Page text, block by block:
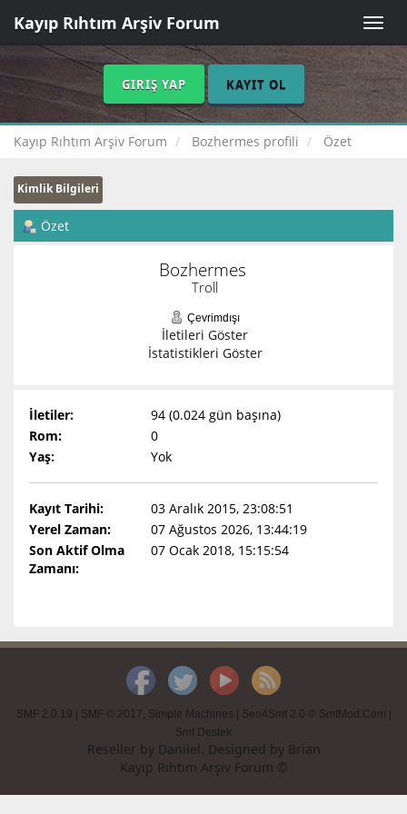
Toggle
Kayıp Rıhtım Arşiv Forum
GIRIŞ YAP KAYIT OL
Kayıp Rıhtım Arşiv Forum Bozhermes profili Özet
Kimlik Bilgileri
Özet
Bozhermes
Troll
Çevrimdışı
İletileri Göster
İstatistikleri Göster
İletiler:
94 (0.024 gün başına)
Rom:
0
Yaş:
Yok
Kayıt Tarihi:
03 Aralık 2015, 23:08:51
Yerel Zaman:
07 Ağustos 2026, 13:44:19
Son Aktif Olma
Zamanı:
07 Ocak 2018, 15:15:54
SMF 2.0.19 SMF © 2017, Simple Machines Seo4Smf 2.0 © SmfMod.Com
Smf Destek
Reseller by Daniiel. Designed by Brian
Kayıp Rıhtım Arşiv Forum ©